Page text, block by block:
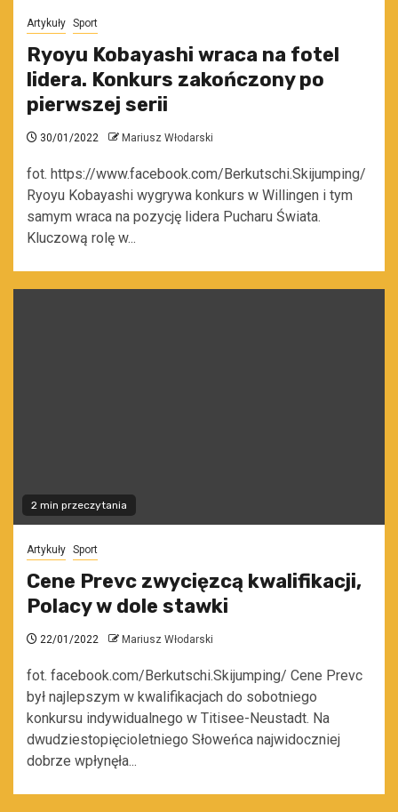
Artykuły Sport
Ryoyu Kobayashi wraca na fotel
lidera. Konkurs zakończony po
pierwszej serii
30/01/2022 Mariusz Włodarski
fot. https://www.facebook.com/Berkutschi.Skijumping/
Ryoyu Kobayashi wygrywa konkurs w Willingen i tym
samym wraca na pozycję lidera Pucharu Świata.
Kluczową rolę w...
2 min przeczytania
Artykuły Sport
Cene Prevc zwycięzcą kwalifikacji,
Polacy w dole stawki
22/01/2022 Mariusz Włodarski
fot. facebook.com/Berkutschi.Skijumping/ Cene Prevc
był najlepszym w kwalifikacjach do sobotniego
konkursu indywidualnego w Titisee-Neustadt. Na
dwudziestopięcioletniego Słoweńca najwidoczniej
dobrze wpłynęła...